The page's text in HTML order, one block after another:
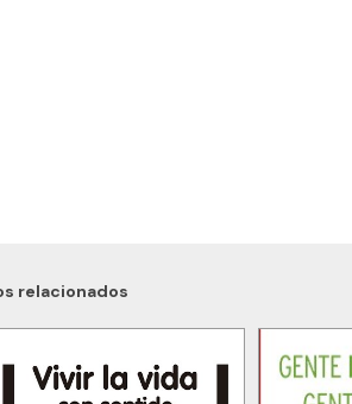
relacionados